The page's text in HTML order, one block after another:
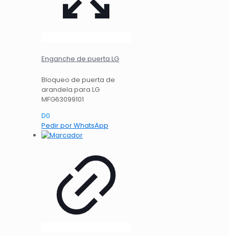
Enganche de puerta LG
Bloqueo de puerta de
arandela para LG
MFG63099101
D0
Pedir por WhatsApp